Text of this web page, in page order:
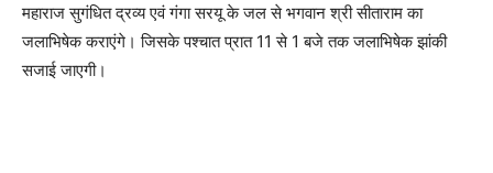
महाराज सुगंधित द्रव्य एवं गंगा सरयू के जल से भगवान श्री सीताराम का
जलाभिषेक कराएंगे। जिसके पश्चात प्रात 11 से 1 बजे तक जलाभिषेक झांकी
सजाई जाएगी।